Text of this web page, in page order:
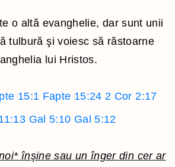
o altă evanghelie, dar sunt unii
tulbură şi voiesc să răstoarne
lui Hristos.
15:1 Fapte 15:24 2 Cor 2:17
Gal 5:10 Gal 5:12
*înşine sau un înger din cer ar